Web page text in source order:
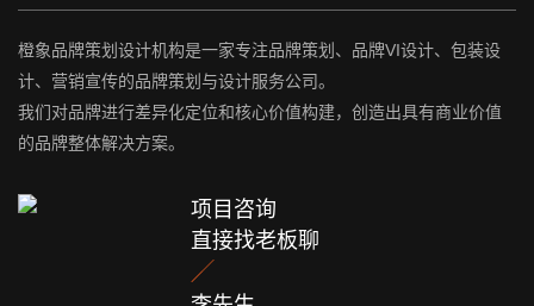
橙象品牌策划设计机构是一家专注品牌策划、品牌VI设计、包装设
计、营销宣传的品牌策划与设计服务公司。
我们对品牌进行差异化定位和核心价值构建，创造出具有商业价值
的品牌整体解决方案。
项目咨询
直接找老板聊
